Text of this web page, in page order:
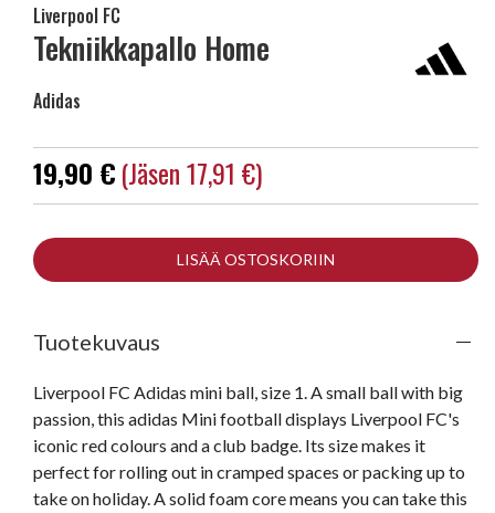
Liverpool FC
Tekniikkapallo Home
Adidas
19,90 €(jäsen 17,91 €)
LISÄÄ OSTOSKORIIN
Tuotekuvaus
Liverpool FC Adidas mini ball, size 1. A small ball with big
passion, this adidas Mini football displays Liverpool FC's
iconic red colours and a club badge. Its size makes it
perfect for rolling out in cramped spaces or packing up to
take on holiday. A solid foam core means you can take this